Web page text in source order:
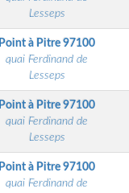
Lesseps
Point à Pitre97100
quai Ferdinand de
Lesseps
Point à Pitre97100
quai Ferdinand de
Lesseps
Point à Pitre97100
quai Ferdinand de